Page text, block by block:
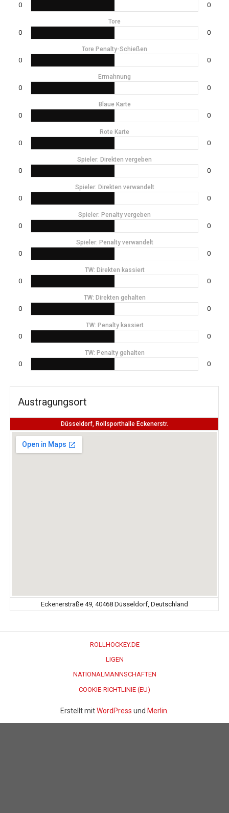
0 0
Tore
0 0
Tore Penalty-Schießen
0 0
Ermahnung
0 0
Blaue Karte
0 0
Rote Karte
0 0
Spieler: Direkten vergeben
0 0
Spieler: Direkten verwandelt
0 0
Spieler: Penalty vergeben
0 0
Spieler: Penalty verwandelt
0 0
TW: Direkten kassiert
0 0
TW: Direkten gehalten
0 0
TW: Penalty kassiert
0 0
TW: Penalty gehalten
0 0
Austragungsort
Düsseldorf, Rollsporthalle Eckenerstr.
Eckenerstraße 49, 40468 Düsseldorf, Deutschland
ROLLHOCKEY.DE
LIGEN
NATIONALMANNSCHAFTEN
COOKIE-RICHTLINIE (EU)
Erstellt mitWordPress und Merlin